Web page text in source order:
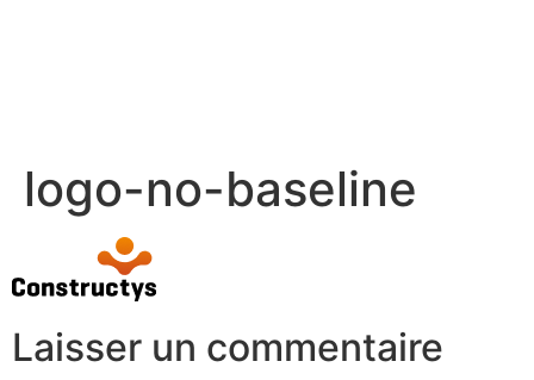
logo-no-baseline
Laisser un commentaire